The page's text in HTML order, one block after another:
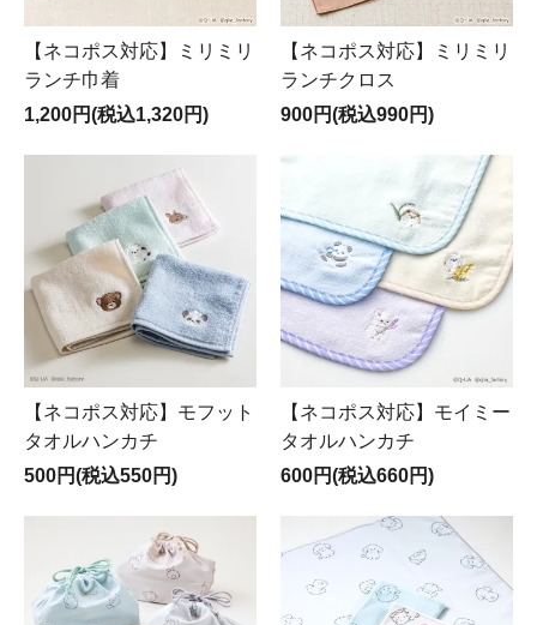
【ネコポス対応】ミリミリ
ランチ巾着
1,200円(税込1,320円)
【ネコポス対応】ミリミリ
ランチクロス
900円(税込990円)
【ネコポス対応】モフット
タオルハンカチ
500円(税込550円)
【ネコポス対応】モイミー
タオルハンカチ
600円(税込660円)